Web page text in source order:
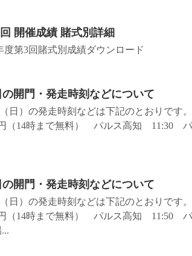
開催成績 賭式別詳細
度第3回賭式別成績ダウンロード
の開門・発走時刻などについて
日）の発走時刻などは下記のとおりで
（14時まで無料） パルス高知 11:30
の開門・発走時刻などについて
日）の発走時刻などは下記のとおりで
（14時まで無料） パルス高知 11:50